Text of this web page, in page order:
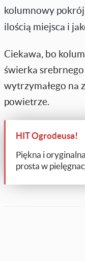
kolumnowy
ilością miejsca i
Ciekawa, bo
świerka
wytrzymałego na
powietrze.
HIT Ogrodeusa!
Piękna i
prosta w